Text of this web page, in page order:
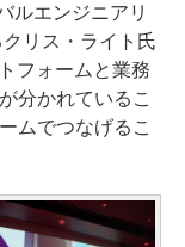
ルエンジニアリ
リス・ライト氏
フォームと業務
分かれているこ
ムでつなげるこ